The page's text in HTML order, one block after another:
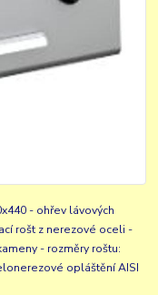
- ohřev lávových
rošt z nerezové oceli -
- rozměry roštu:
opláštění AISI